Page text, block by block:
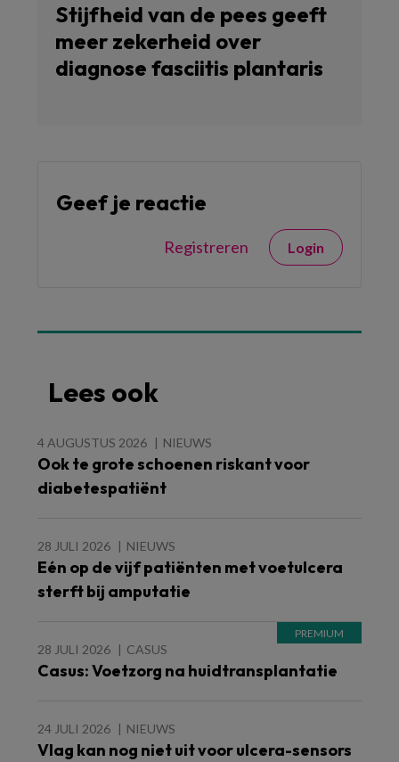
Stijfheid van de pees geeft
meer zekerheid over
diagnose fasciitis plantaris
Geef je reactie
Registreren Login
Lees ook
4 AUGUSTUS 2026 NIEUWS
Ook te grote schoenen riskant voor
diabetespatiënt
28 JULI 2026 NIEUWS
Eén op de vijf patiënten met voetulcera
sterft bij amputatie
28 JULI 2026 CASUS
Casus: Voetzorg na huidtransplantatie
24 JULI 2026 NIEUWS
Vlag kan nog niet uit voor ulcera-sensors